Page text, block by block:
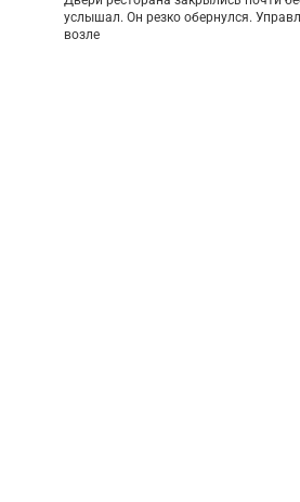
услышал. Он резко обернулся.
возле